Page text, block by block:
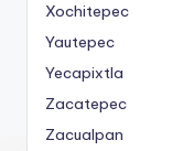
Xochitepec
Yautepec
Yecapixtla
Zacatepec
Zacualpan